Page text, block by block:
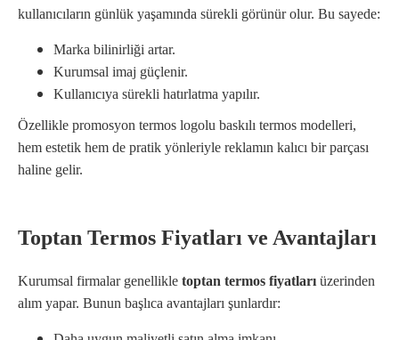
kullanıcıların günlük yaşamında sürekli görünür olur. Bu sayede:
Marka bilinirliği artar.
Kurumsal imaj güçlenir.
Kullanıcıya sürekli hatırlatma yapılır.
Özellikle promosyon termos logolu baskılı termos modelleri,
hem estetik hem de pratik yönleriyle reklamın kalıcı bir parçası
haline gelir.
Toptan Termos Fiyatları ve Avantajları
Kurumsal firmalar genellikle toptan termos fiyatları üzerinden
alım yapar. Bunun başlıca avantajları şunlardır: